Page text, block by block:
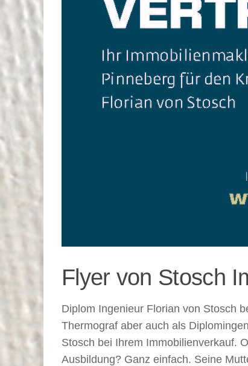
Flyer von Stosch
Diplom Ingenieur Florian von Stosch
Thermograf aber auch als
Stosch bei Ihrem Immobilienverkauf.
Ausbildung? Ganz einfach. Seine